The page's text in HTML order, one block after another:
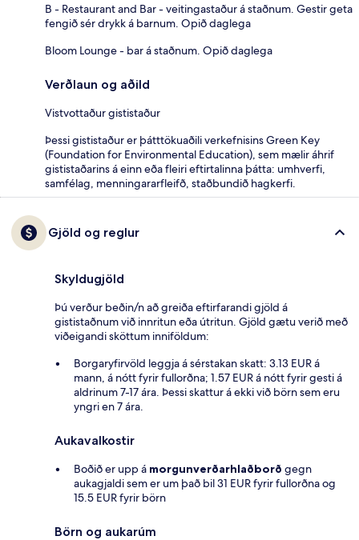
B - Restaurant and Bar - veitingastaður á staðnum. Gestir geta
fengið sér drykk á barnum. Opið daglega
Bloom Lounge - bar á staðnum. Opið daglega
Verðlaun og aðild
Vistvottaður gististaður
Þessi gististaður er þátttökuaðili verkefnisins Green Key
(Foundation for Environmental Education), sem mælir áhrif
gististaðarins á einn eða fleiri eftirtalinna þátta: umhverfi,
samfélag, menningararfleifð, staðbundið hagkerfi.
Gjöld og reglur
Skyldugjöld
Þú verður beðin/n að greiða eftirfarandi gjöld á
gististaðnum við innritun eða útritun. Gjöld gætu verið með
viðeigandi sköttum inniföldum:
Borgaryfirvöld leggja á sérstakan skatt: 3.13 EUR á
mann, á nótt fyrir fullorðna; 1.57 EUR á nótt fyrir gesti á
aldrinum 7-17 ára. Þessi skattur á ekki við börn sem eru
yngri en 7 ára.
Aukavalkostir
Boðið er upp á morgunverðarhlaðborð gegn
aukagjaldi sem er um það bil 31 EUR fyrir fullorðna og
15.5 EUR fyrir börn
Börn og aukarúm